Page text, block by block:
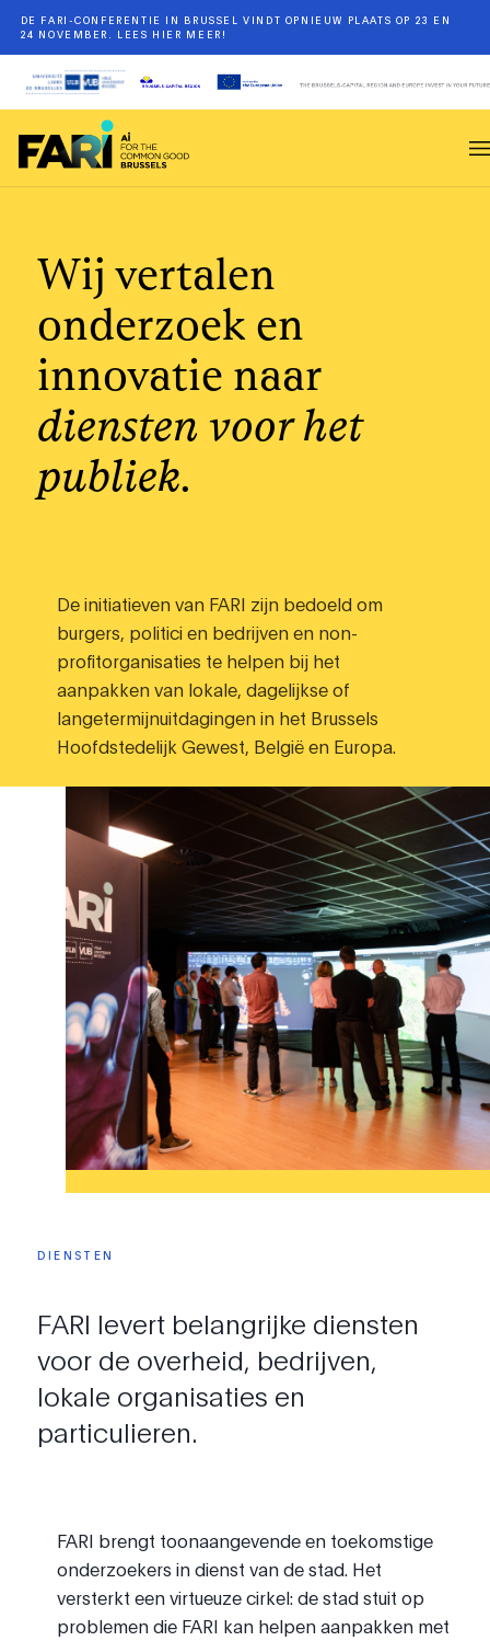
DE FARI-CONFERENTIE IN BRUSSEL VINDT OPNIEUW PLAATS OP 23 EN
24 NOVEMBER. LEES HIER MEER!
Wij vertalen
onderzoek en
innovatie naar
diensten voor het
publiek.
De initiatieven van FARI zijn bedoeld om
burgers, politici en bedrijven en non-
profitorganisaties te helpen bij het
aanpakken van lokale, dagelijkse of
langetermijnuitdagingen in het Brussels
Hoofdstedelijk Gewest, België en Europa.
FARI levert belangrijke diensten
voor de overheid, bedrijven,
lokale organisaties en
particulieren.
DIENSTEN
FARI brengt toonaangevende en toekomstige
onderzoekers in dienst van de stad. Het
versterkt een virtueuze cirkel: de stad stuit op
problemen die FARI kan helpen aanpakken met